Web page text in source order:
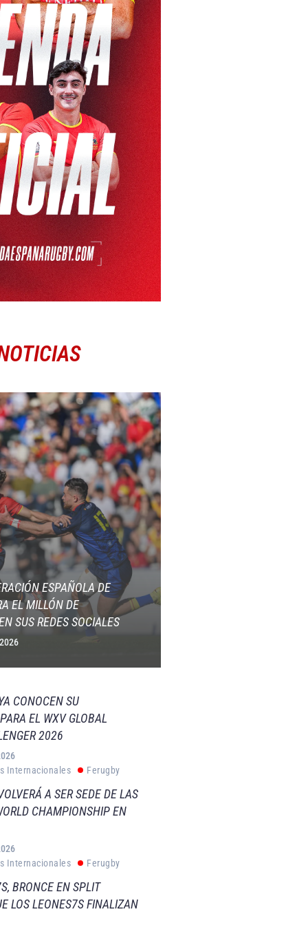
ESPAÑOLA DE
EL MILLÓN DE
SUS REDES SOCIALES
CONOCEN SU
EL WXV GLOBAL
2026
Internacionales
Ferugby
A SER SEDE DE LAS
CHAMPIONSHIP EN
Internacionales
Ferugby
BRONCE EN SPLIT
LOS LEONES7S FINALIZAN